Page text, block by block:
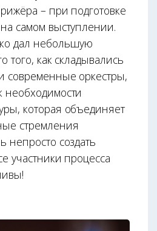
– при подготовке
самом выступлении.
дал небольшую
того, как складывались
современные оркестры,
которая объединяет
стремления
непросто создать
участники процесса